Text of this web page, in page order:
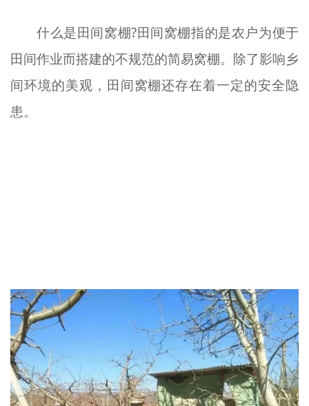
资料库
+
什么是田间窝棚?田间窝棚指的是农户为便于
田间作业而搭建的不规范的简易窝棚。除了影响乡
间环境的美观，田间窝棚还存在着一定的安全隐
患。